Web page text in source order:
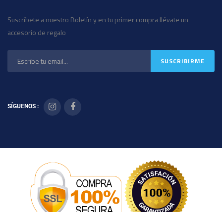
Suscríbete a nuestro Boletín y en tu primer compra llévate un
accesorio de regalo
SÍGUENOS :